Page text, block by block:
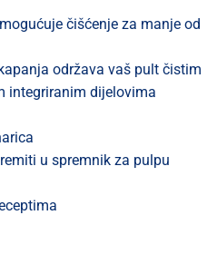
čišćenje za manje od
održava vaš pult čistim
integriranim dijelovima
u spremnik za pulpu